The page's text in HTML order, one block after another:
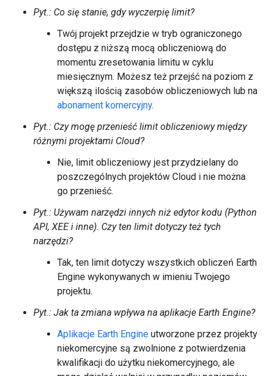
Pyt.: Co się stanie, gdy wyczerpię limit?
Twój projekt przejdzie w tryb ograniczonego
dostępu z niższą mocą obliczeniową do
momentu zresetowania limitu w cyklu
miesięcznym. Możesz też przejść na poziom z
większą ilością zasobów obliczeniowych lub na
abonament komercyjny.
Pyt.: Czy mogę przenieść limit obliczeniowy między
różnymi projektami Cloud?
Nie, limit obliczeniowy jest przydzielany do
poszczególnych projektów Cloud i nie można
go przenieść.
Pyt.: Używam narzędzi innych niż edytor kodu (Python
API, XEE i inne). Czy ten limit dotyczy też tych
narzędzi?
Tak, ten limit dotyczy wszystkich obliczeń Earth
Engine wykonywanych w imieniu Twojego
projektu.
Pyt.: Jak ta zmiana wpływa na aplikacje Earth Engine?
Aplikacje Earth Engine utworzone przez projekty
niekomercyjne są zwolnione z potwierdzenia
kwalifikacji do użytku niekomercyjnego, ale